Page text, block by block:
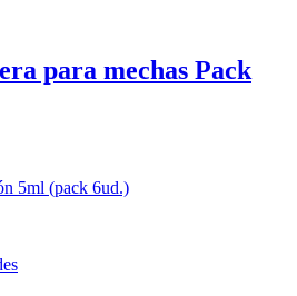
para mechas Pack